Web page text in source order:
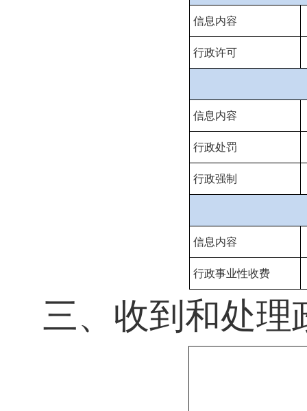
信息内容
行政许可
信息内容
行政处罚
行政强制
信息内容
行政事业性收费
三、收到和处理